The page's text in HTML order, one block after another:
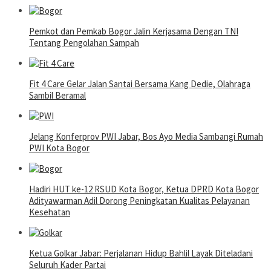
Pemkot dan Pemkab Bogor Jalin Kerjasama Dengan TNI
Tentang Pengolahan Sampah
Fit 4 Care Gelar Jalan Santai Bersama Kang Dedie, Olahraga
Sambil Beramal
Jelang Konferprov PWI Jabar, Bos Ayo Media Sambangi Rumah
PWI Kota Bogor
Hadiri HUT ke-12 RSUD Kota Bogor, Ketua DPRD Kota Bogor
Adityawarman Adil Dorong Peningkatan Kualitas Pelayanan
Kesehatan
Ketua Golkar Jabar: Perjalanan Hidup Bahlil Layak Diteladani
Seluruh Kader Partai